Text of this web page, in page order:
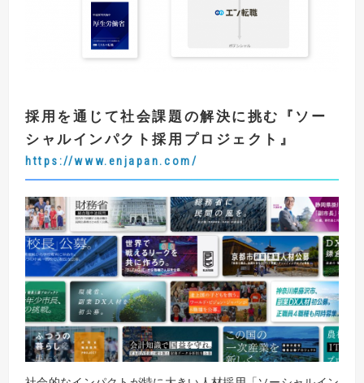
採用を通じて社会課題の解決に挑む 『 ソー
シャルインパクト採用プロジェクト 』
https://www.enjapan.com/